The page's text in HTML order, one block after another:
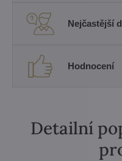
Nejčastější
Hodnocení
Detailní